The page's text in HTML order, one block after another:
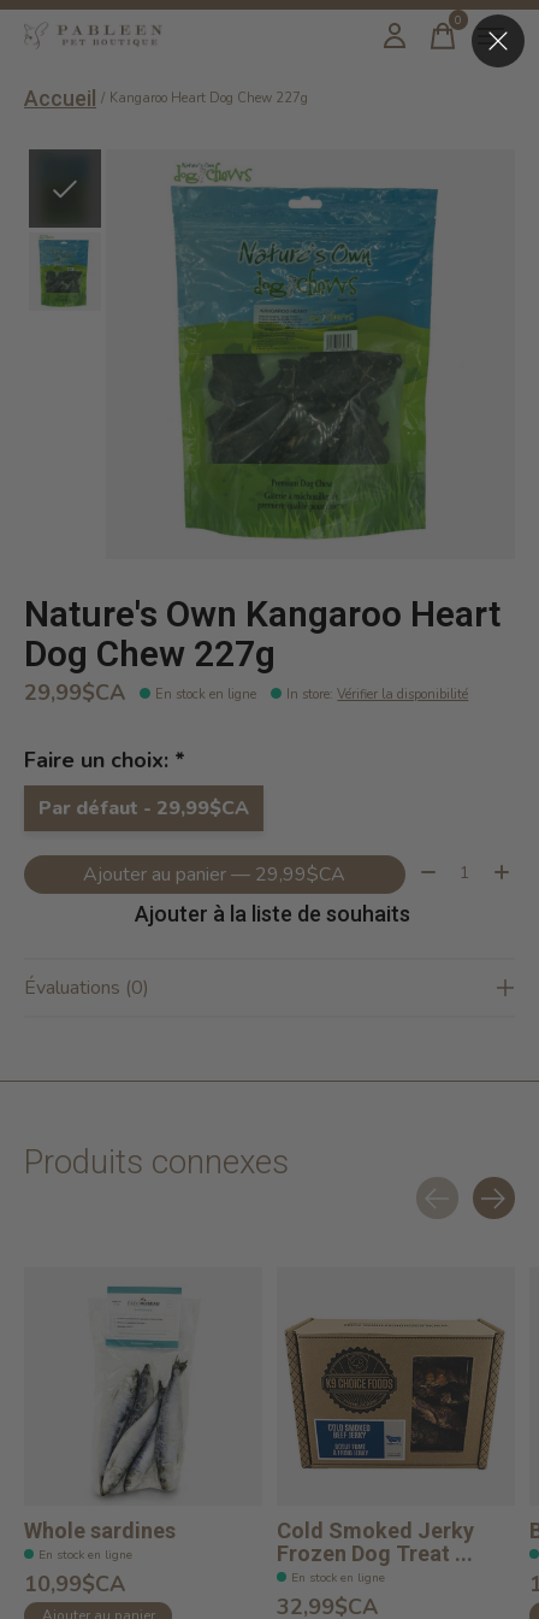
0items
Accueil / Kangaroo Heart Dog Chew 227g
Slideshow Items
Nature's Own Kangaroo Heart
Dog Chew 227g
29,99$CA En stock en ligne In store:Vérifier la disponibilité
Faire un choix: *
Par défaut - 29,99$CA
Ajouter au panier — 29,99$CA Quantité:
Ajouter à la liste de souhaits
Évaluations (0)
Produits connexes
Whole sardines
En stock en ligne
10,99$CA
Cold Smoked Jerky
Frozen Dog Treat ...
En stock en ligne
32,99$CA